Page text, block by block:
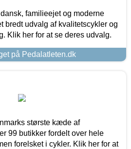
familieejet og moderne
bredt udvalg af kvalitetscykler og
Klik her for at se deres udvalg.
på Pedalatleten.dk
største kæde af
99 butikker fordelt over hele
forelsket i cykler. Klik her for at